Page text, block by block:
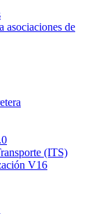
asociaciones de
(ITS)
V16